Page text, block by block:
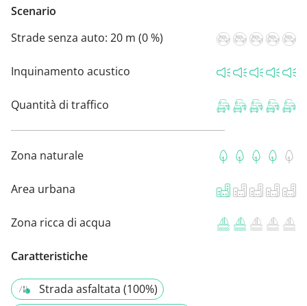
Scenario
Strade senza auto: 20 m (0 %)
Inquinamento acustico
Quantità di traffico
Zona naturale
Area urbana
Zona ricca di acqua
Caratteristiche
Strada asfaltata (100%)